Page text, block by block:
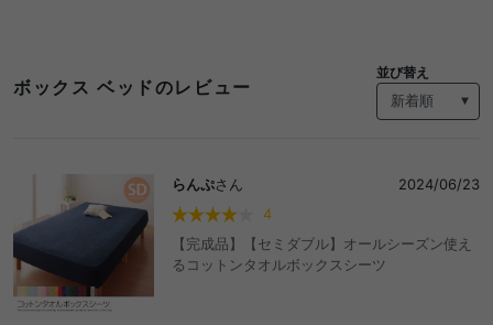
ボックス ベッドのレビュー
並び替え
らんぷさん
2024/06/23
4
【完成品】【セミダブル】オールシーズン使え
るコットンタオルボックスシーツ